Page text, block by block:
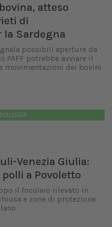
atteso
di
la Sardegna
possibili aperture da
PAFF potrebbe avviare il
movimentazioni dei bovini
Venezia Giulia:
a Povoletto
il focolaio rilevato in
e zone di protezione